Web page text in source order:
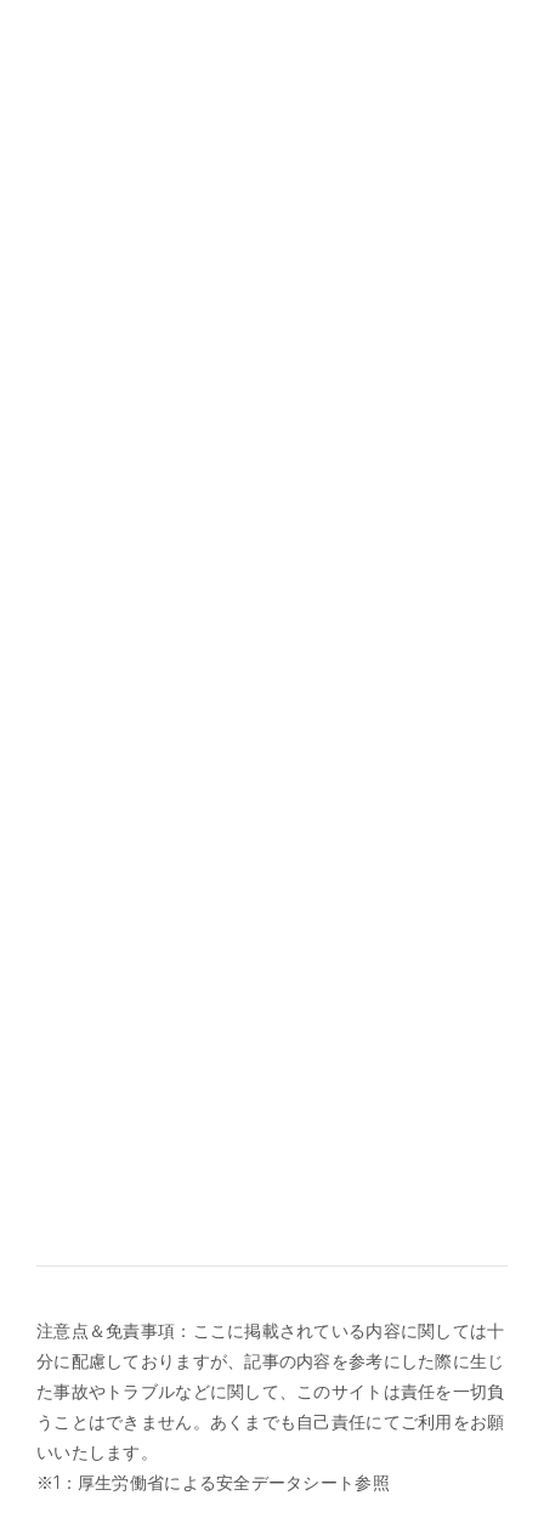
注意点＆免責事項：ここに掲載されている内容に関しては十
分に配慮しておりますが、記事の内容を参考にした際に生じ
た事故やトラブルなどに関して、このサイトは責任を一切負
うことはできません。あくまでも自己責任にてご利用をお願
いいたします。
※1：厚生労働省による安全データシート参照